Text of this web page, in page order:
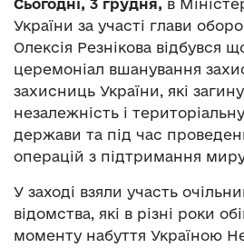
Сьогодні, 3 грудня, в
України за участі глави
Олексія Резнікова відбувся
церемоніал вшанування
захисниць України, які
незалежність і
держави та під час
операцій з підтримання
У заході взяли участь
відомства, які в різні роки
моменту набуття Україною